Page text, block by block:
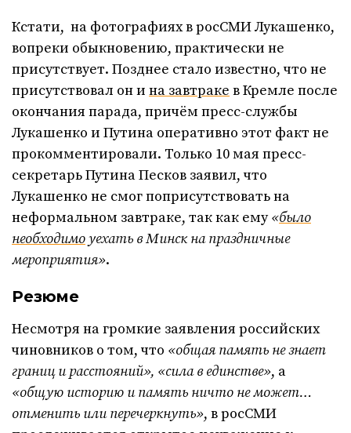
Кстати, на фотографиях в росСМИ Лукашенко,
вопреки обыкновению, практически не
присутствует. Позднее стало известно, что не
присутствовал он и на завтраке в Кремле после
окончания парада, причём пресс-службы
Лукашенко и Путина оперативно этот факт не
прокомментировали. Только 10 мая пресс-
секретарь Путина Песков заявил, что
Лукашенко не смог поприсутствовать на
неформальном завтраке, так как ему«было
необходимоуехать в Минск на праздничные
мероприятия».
Резюме
Несмотря на громкие заявления российских
чиновников о том, что «общая память не знает
границ и расстояний», «сила в единстве», а
«общую историю и память ничто не может…
отменить или перечеркнуть», в росСМИ